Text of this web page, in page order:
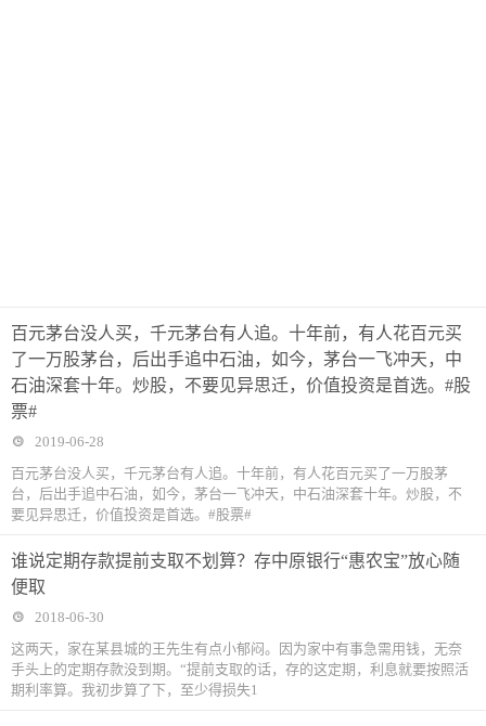
百元茅台没人买，千元茅台有人追。十年前，有人花百元买
了一万股茅台，后出手追中石油，如今，茅台一飞冲天，中
石油深套十年。炒股，不要见异思迁，价值投资是首选。#股
票#
2019-06-28
百元茅台没人买，千元茅台有人追。十年前，有人花百元买了一万股茅
台，后出手追中石油，如今，茅台一飞冲天，中石油深套十年。炒股，不
要见异思迁，价值投资是首选。#股票#
谁说定期存款提前支取不划算？存中原银行“惠农宝”放心随
便取
2018-06-30
这两天，家在某县城的王先生有点小郁闷。因为家中有事急需用钱，无奈
手头上的定期存款没到期。“提前支取的话，存的这定期，利息就要按照活
期利率算。我初步算了下，至少得损失1